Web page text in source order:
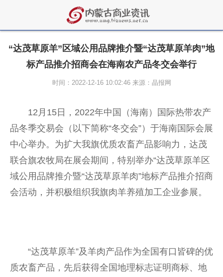
“达茂草原羊”区域公用品牌推介暨“达茂草原羊肉”地
标产品推介招商会在海南农产品冬交会举行
时间：2022-12-16 10:02:46 来源：晶报网
12月15日，2022年中国
（海南）国际热带农产
品冬季交易会（以下简称“冬交会”）于海南国际会展
中心举办。为扩大我旗优质农畜产品影响力，达茂
联合旗农牧局在展会期间，特别举办“达茂草原羊区
域公用品牌推介暨“达茂草原羊肉”地标产品推介招商
会活动，并积极组织我旗肉羊养殖加工企业参展。
“达茂草原羊”及羊肉产品作为全国有口皆碑的优
质农畜产品，先后获得全国地理标志证明商标、地